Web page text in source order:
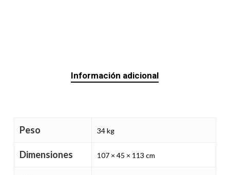
Información adicional
Peso 34 kg
Dimensiones 107 × 45 × 113 cm